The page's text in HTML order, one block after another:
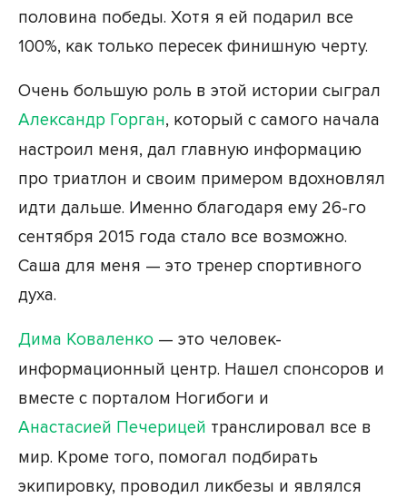
половина победы. Хотя я ей подарил все
100%, как только пересек финишную черту.
Очень большую роль в этой истории сыграл
Александр Горган, который с самого начала
настроил меня, дал главную информацию
про триатлон и своим примером вдохновлял
идти дальше. Именно благодаря ему 26-го
сентября 2015 года стало все возможно.
Саша для меня — это тренер спортивного
духа.
Дима Коваленко — это человек-
информационный центр. Нашел спонсоров и
вместе с порталом Ногибоги и
Анастасией Печерицей транслировал все в
мир. Кроме того, помогал подбирать
экипировку, проводил ликбезы и являлся